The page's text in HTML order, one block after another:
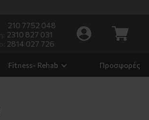
210 7752 048
2310 827 031
2814 027 726
Fitness- Rehab Προσφορές